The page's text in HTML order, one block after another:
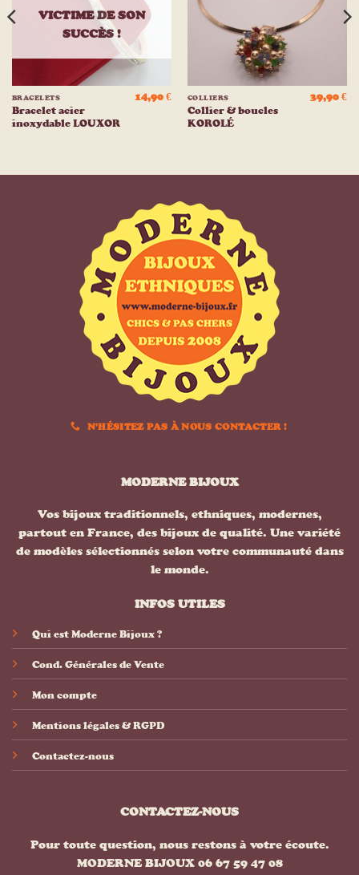
VICTIME DE SON
SUCCÈS !
BRACELETS
Bracelet acier
inoxydable LOUXOR
14,90€ COLLIERS
Collier & boucles
KOROLÉ
39,90€
N'HÉSITEZ PAS À NOUS CONTACTER !
MODERNE BIJOUX
Vos bijoux traditionnels, ethniques, modernes,
partout en France, des bijoux de qualité. Une variété
de modèles sélectionnés selon votre communauté dans
le monde.
INFOS UTILES
Qui est Moderne Bijoux ?
Cond. Générales de Vente
Mon compte
Mentions légales & RGPD
Contactez-nous
CONTACTEZ-NOUS
Pour toute question, nous restons à votre écoute.
MODERNE BIJOUX 06 67 59 47 08